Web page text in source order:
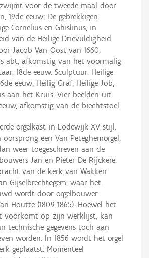
voor de tweede maal door
19de eeuw; De gebrekkigen
Cornelius en Ghislinus, in
van de Heilige Drievuldigheid
Jacob Van Oost van 1660;
abt, afkomstig van het voormalig
18de eeuw. Sculptuur. Heilige
eeuw; Heilig Graf; Heilige Job,
aan het Kruis. Vier beelden uit
afkomstig van de biechtstoel.
orgelkast in Lodewijk XV-stijl.
een Van Peteghemorgel,
weer toegeschreven aan de
Jan en Pieter De Rijckere.
van de kerk van Wakken
Gijselbrechtegem, waar het
wordt door orgelbouwer
Houtte (1809-1865). Hoewel het
voorkomt op zijn werklijst, kan
technische gegevens toch aan
worden. In 1856 wordt het orgel
geplaatst. Momenteel